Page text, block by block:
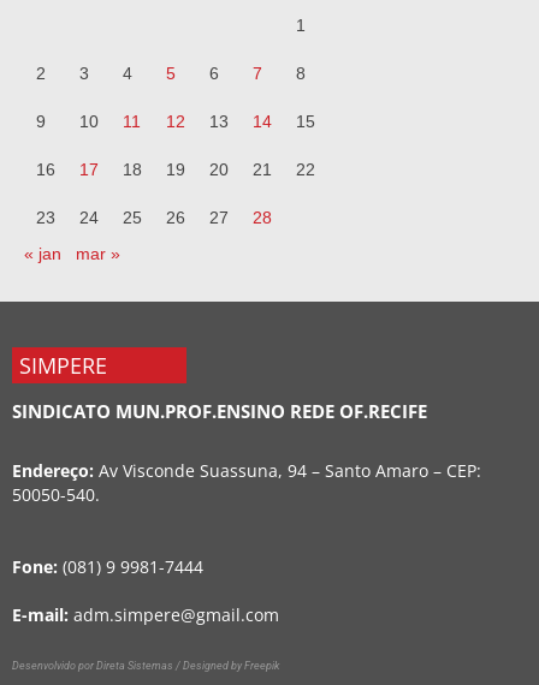
1
2 3 4 5 6 7 8
9 10 11 12 13 14 15
16 17 18 19 20 21 22
23 24 25 26 27
28
« jan
mar »
SIMPERE
SINDICATO MUN.PROF.ENSINO REDE OF.RECIFE
Endereço: Av Visconde Suassuna, 94 – Santo Amaro – CEP:
50050-540.
Fone: (081) 9 9981-7444
E-mail: adm.simpere@gmail.com
Desenvolvido por Direta Sistemas / Designed by Freepik